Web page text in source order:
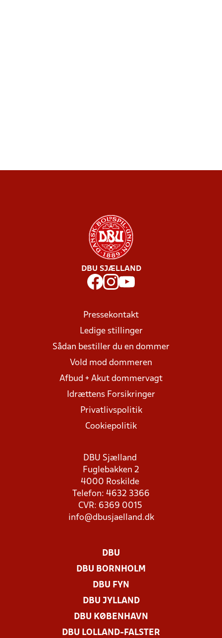
DBU SJÆLLAND
Pressekontakt
Ledige stillinger
Sådan bestiller du en dommer
Vold mod dommeren
Afbud + Akut dommervagt
Idrættens Forsikringer
Privatlivspolitik
Cookiepolitik
DBU Sjælland
Fuglebakken 2
4000 Roskilde
Telefon: 4632 3366
CVR: 6369 0015
info@dbusjaelland.dk
DBU
DBU BORNHOLM
DBU FYN
DBU JYLLAND
DBU KØBENHAVN
DBU LOLLAND-FALSTER